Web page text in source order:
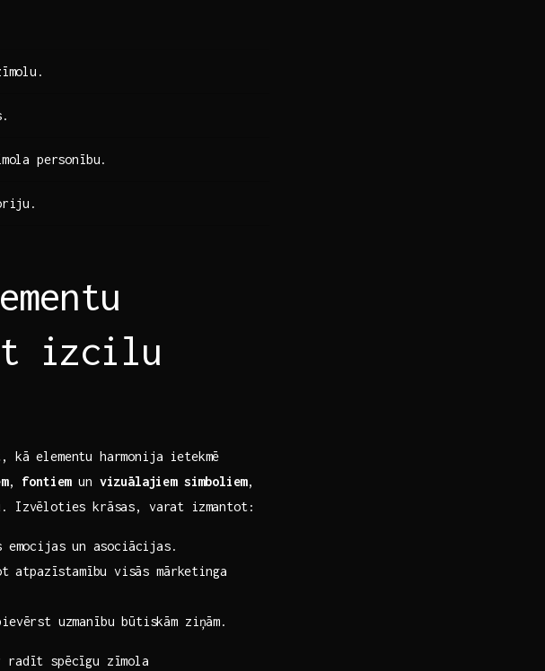
personību.
izcilu
elementu harmonija ietekmē
, fontiemun vizuālajiem simboliem,
Izvēloties krāsas, ‍varat izmantot:
emocijas ⁤un asociācijas.
atpazīstamību⁣ visās mārketinga
uzmanību būtiskām ziņām.
radīt spēcīgu zīmola